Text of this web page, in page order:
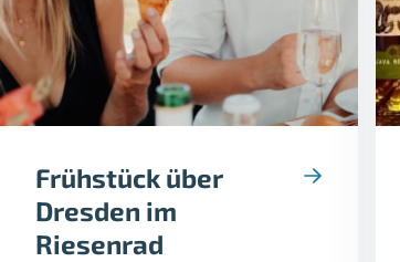
Frühstück über
Dresden im
Riesenrad